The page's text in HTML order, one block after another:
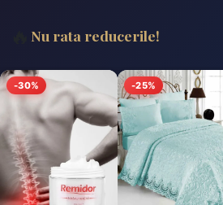
Nu rata reducerile!
-30% -25%